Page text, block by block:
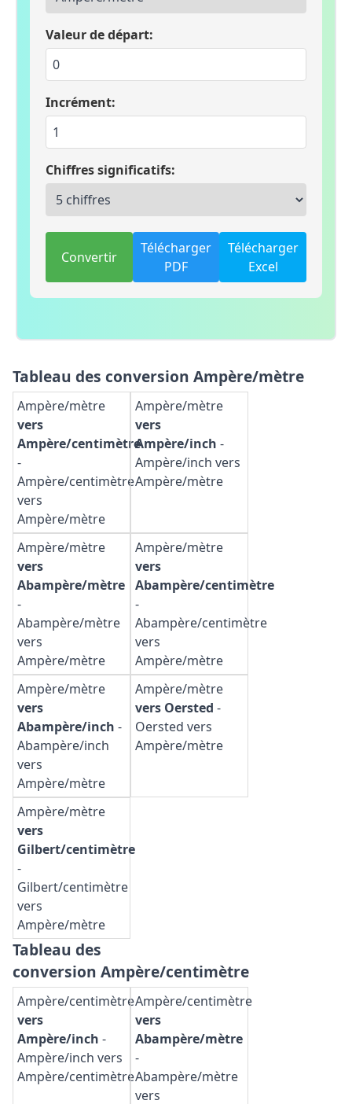
Valeur de départ:
Incrément:
Chiffres significatifs:
Convertir
Télécharger
PDF
Télécharger
Excel
Tableau des conversion Ampère/mètre
Ampère/mètre
vers
Ampère/centimètre
-
Ampère/centimètre
vers
Ampère/mètre
Ampère/mètre
vers
Ampère/inch -
Ampère/inch vers
Ampère/mètre
Ampère/mètre
vers
Abampère/mètre
-
Abampère/mètre
vers
Ampère/mètre
Ampère/mètre
vers
Abampère/centimètre
-
Abampère/centimètre
vers
Ampère/mètre
Ampère/mètre
vers
Abampère/inch -
Abampère/inch
vers
Ampère/mètre
Ampère/mètre
vers Oersted -
Oersted vers
Ampère/mètre
Ampère/mètre
vers
Gilbert/centimètre
-
Gilbert/centimètre
vers
Ampère/mètre
Tableau des
conversion Ampère/centimètre
Ampère/centimètre
vers
Ampère/inch -
Ampère/inch vers
Ampère/centimètre
Ampère/centimètre
vers
Abampère/mètre
-
Abampère/mètre
vers